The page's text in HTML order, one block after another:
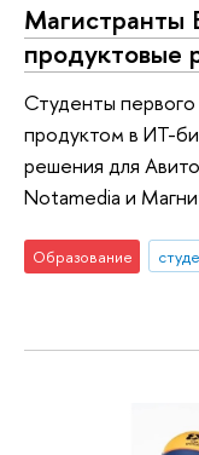
продуктовые
Студенты первого
продуктом в ИТ-
решения для
Notamedia и
Образование